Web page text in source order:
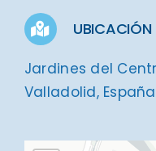
UBICACIÓN
Jardines del
Valladolid, España